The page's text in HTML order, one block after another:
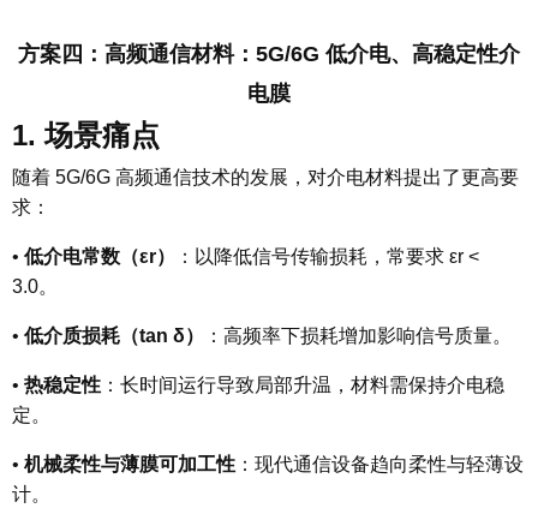
方案四：高频通信材料：5G/6G 低介电、高稳定性介
电膜
1. 场景痛点
随着 5G/6G 高频通信技术的发展，对介电材料提出了更高要
求：
• 低介电常数（εr）
：以降低信号传输损耗，常要求 εr <
3.0。
• 低介质损耗（tan δ） ：高频率下损耗增加影响信号质量。
• 热稳定性 ：长时间运行导致局部升温，材料需保持介电稳
定。
• 机械柔性与薄膜可加工性 ：现代通信设备趋向柔性与轻薄设
计。